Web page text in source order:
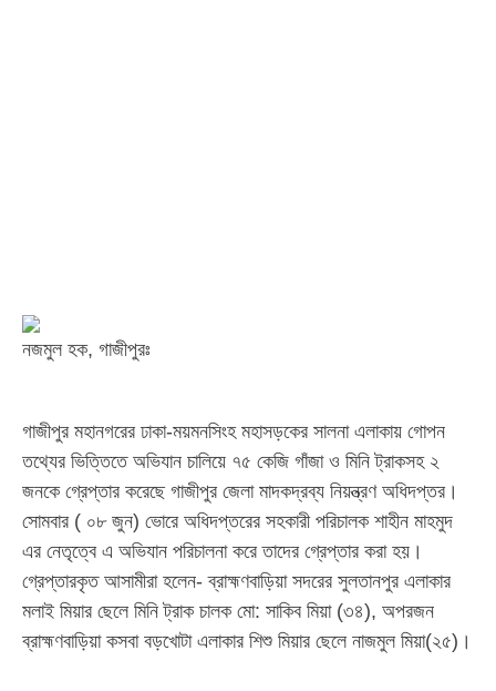
নজমুল হক, গাজীপুরঃ
গাজীপুর মহানগরের ঢাকা-ময়মনসিংহ মহাসড়কের সালনা এলাকায় গোপন
তথ্যের ভিত্তিতে অভিযান চালিয়ে ৭৫ কেজি গাঁজা ও মিনি ট্রাকসহ ২
জনকে গ্রেপ্তার করেছে গাজীপুর জেলা মাদকদ্রব্য নিয়ন্ত্রণ অধিদপ্তর।
সোমবার ( ০৮ জুন) ভোরে অধিদপ্তরের সহকারী পরিচালক শাহীন মাহমুদ
এর নেতৃত্বে এ অভিযান পরিচালনা করে তাদের গ্রেপ্তার করা হয়।
গ্রেপ্তারকৃত আসামীরা হলেন- ব্রাহ্মণবাড়িয়া সদরের সুলতানপুর এলাকার
মলাই মিয়ার ছেলে মিনি ট্রাক চালক মো: সাকিব মিয়া (৩৪), অপরজন
ব্রাহ্মণবাড়িয়া কসবা বড়খোটা এলাকার শিশু মিয়ার ছেলে নাজমুল মিয়া(২৫)।